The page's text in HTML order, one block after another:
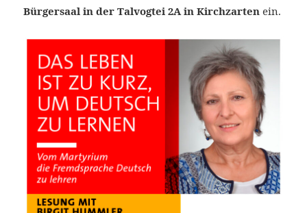
Bürgersaal in der Talvogtei 2A in Kirchzarten ein.